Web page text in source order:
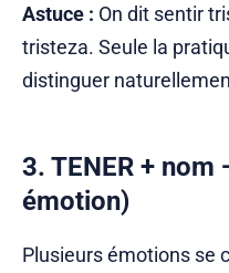
Astuce : On dit sentir
tristeza. Seule la
distinguer
3. TENER +
émotion)
Plusieurs émotions se